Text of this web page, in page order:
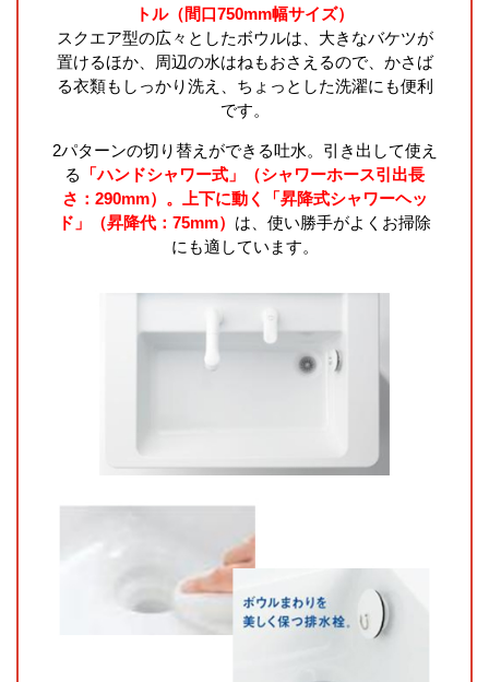
トル（間口750mm幅サイズ）
スクエア型の広々としたボウルは、大きなバケツが
置けるほか、周辺の水はねもおさえるので、かさば
る衣類もしっかり洗え、ちょっとした洗濯にも便利
です。
2パターンの切り替えができる吐水。引き出して使え
る
「ハンドシャワー式」（シャワーホース引出長
さ：290mm）。上下に動く「昇降式シャワーヘッ
ド」（昇降代：75mm） は、使い勝手がよくお掃除
にも適しています。